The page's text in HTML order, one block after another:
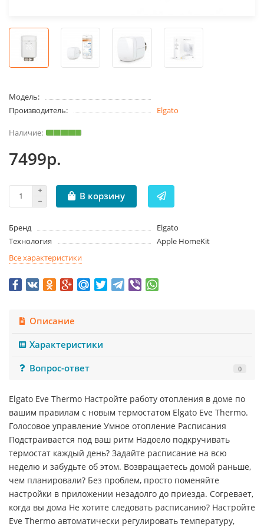
Модель:
Производитель:
Elgato
7499р.
В корзину
Бренд
Elgato
Технология
Apple HomeKit
Все характеристики
Описание
Характеристики
Вопрос-ответ
0
Elgato Eve Thermo Настройте работу отопления в доме по
вашим правилам с новым термостатом Elgato Eve Thermo.
Голосовое управление Умное отопление Расписания
Подстраивается под ваш ритм Надоело подкручивать
термостат каждый день? Задайте расписание на всю
неделю и забудьте об этом. Возвращаетесь домой раньше,
чем планировали? Без проблем, просто поменяйте
настройки в приложении незадолго до приезда. Согревает,
когда вы дома Не хотите следовать расписанию? Настройте
Eve Thermo автоматически регулировать температуру,